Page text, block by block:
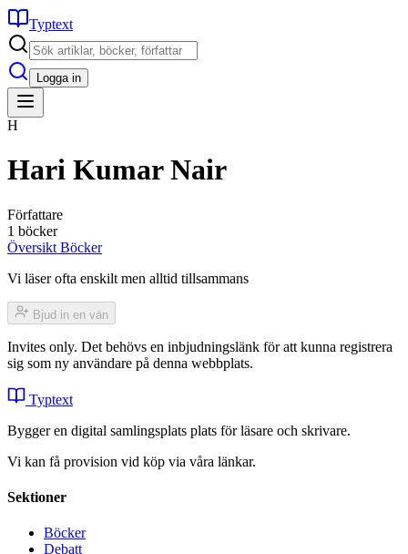
Typtext
Logga in
H
Hari Kumar Nair
Författare
1 böcker
Översikt Böcker
Vi läser ofta enskilt men alltid tillsammans
Bjud in en vän
Invites only. Det behövs en inbjudningslänk för att kunna registrera
sig som ny användare på denna webbplats.
Typtext
Bygger en digital samlingsplats plats för läsare och skrivare.
Vi kan få provision vid köp via våra länkar.
Sektioner
Böcker
Debatt